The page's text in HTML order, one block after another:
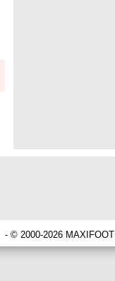
- © 2000-2026